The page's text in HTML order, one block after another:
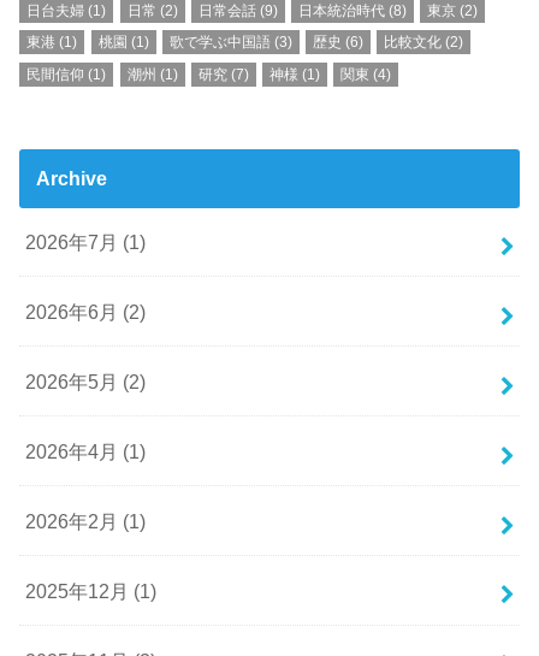
日台夫婦 (1) 日常 (2) 日常会話(9) 日本統治時代 (8) 東京 (2)
東港 (1) 桃園 (1) 歌で学ぶ中国語 (3) 歴史 (6) 比較文化 (2)
民間信仰 (1) 潮州 (1) 研究(7) 神様 (1) 関東 (4)
Archive
2026年7月 (1)
2026年6月 (2)
2026年5月 (2)
2026年4月 (1)
2026年2月 (1)
2025年12月 (1)